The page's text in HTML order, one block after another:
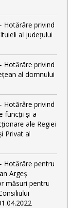
Hotărâre privind
al județului
Hotărâre privind
al domnului
Hotărâre privind
funcţii și a
ale Regiei
Privat al
Hotărâre pentru
Argeș
măsuri pentru